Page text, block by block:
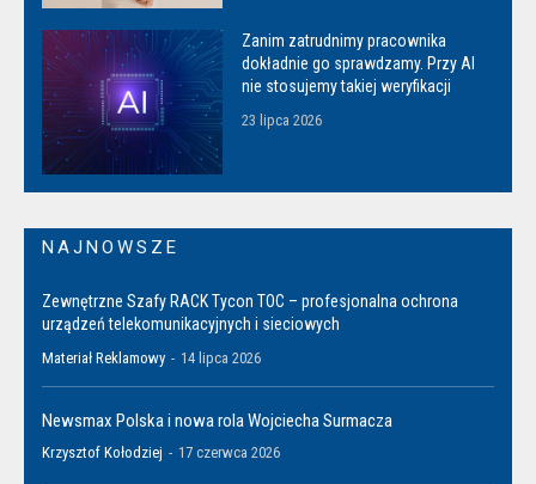
Zanim zatrudnimy pracownika
dokładnie go sprawdzamy. Przy AI
nie stosujemy takiej weryfikacji
23 lipca 2026
NAJNOWSZE
Zewnętrzne Szafy RACK Tycon TOC – profesjonalna ochrona
urządzeń telekomunikacyjnych i sieciowych
Materiał Reklamowy - 14 lipca 2026
Newsmax Polska i nowa rola Wojciecha Surmacza
Krzysztof Kołodziej - 17 czerwca 2026